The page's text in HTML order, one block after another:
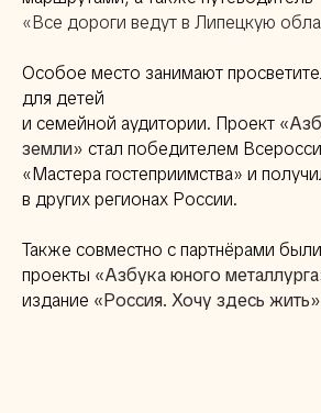
«Все дороги ведут в Липецкую
Особое место занимают
для детей
и семейной аудитории. Проект
земли» стал победителем
«Мастера гостеприимства» и
в других регионах России.
Также совместно с партнёрами
проекты «Азбука юного
издание «Россия. Хочу здесь жить»